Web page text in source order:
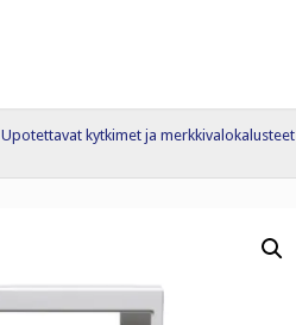
Upotettavat kytkimet ja merkkivalokalusteet